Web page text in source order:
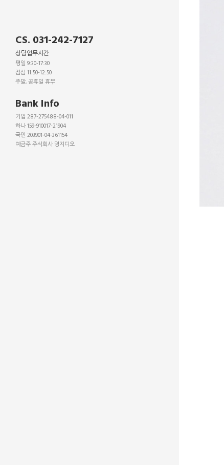
CS. 031-242-7127
상담업무시간
평일 9:30-17:30
점심 11:50-12:50
주말, 공휴일 휴무
Bank Info
기업 287-275488-04-011
하나 159-910017-21904
국민 203901-04-361154
예금주 주식회사 명지디오